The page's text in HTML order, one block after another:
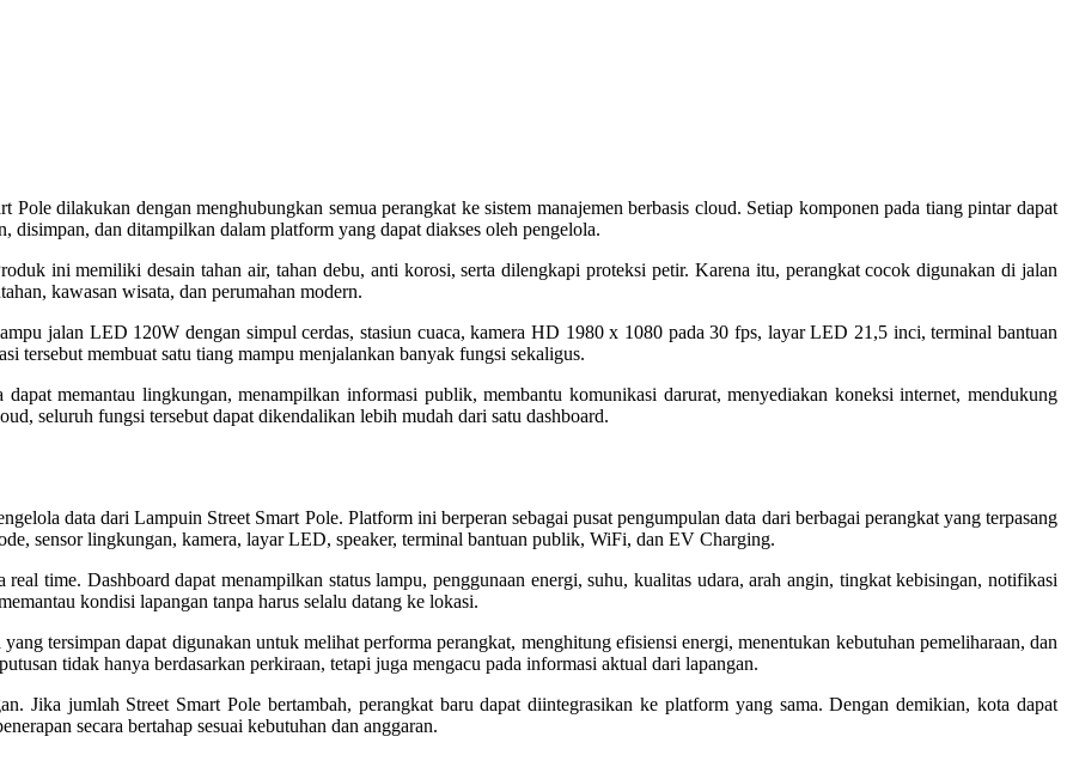
dilakukan dengan menghubungkan semua perangkat ke sistem manajemen berbasis cloud. Setiap komponen pada tiang pintar dapat
disimpan, dan ditampilkan dalam platform yang dapat diakses oleh pengelola.
ini memiliki desain tahan air, tahan debu, anti korosi, serta dilengkapi proteksi petir. Karena itu, perangkat cocok digunakan di jalan
kawasan wisata, dan perumahan modern.
jalan LED 120W dengan simpul cerdas, stasiun cuaca, kamera HD 1980 x 1080 pada 30 fps, layar LED 21,5 inci, terminal bantuan
membuat satu tiang mampu menjalankan banyak fungsi sekaligus.
memantau lingkungan, menampilkan informasi publik, membantu komunikasi darurat, menyediakan koneksi internet, mendukung
seluruh fungsi tersebut dapat dikendalikan lebih mudah dari satu dashboard.
data dari Lampuin Street Smart Pole. Platform ini berperan sebagai pusat pengumpulan data dari berbagai perangkat yang terpasang
sensor lingkungan, kamera, layar LED, speaker, terminal bantuan publik, WiFi, dan EV Charging.
time. Dashboard dapat menampilkan status lampu, penggunaan energi, suhu, kualitas udara, arah angin, tingkat kebisingan, notifikasi
kondisi lapangan tanpa harus selalu datang ke lokasi.
tersimpan dapat digunakan untuk melihat performa perangkat, menghitung efisiensi energi, menentukan kebutuhan pemeliharaan, dan
tidak hanya berdasarkan perkiraan, tetapi juga mengacu pada informasi aktual dari lapangan.
Jika jumlah Street Smart Pole bertambah, perangkat baru dapat diintegrasikan ke platform yang sama. Dengan demikian, kota dapat
secara bertahap sesuai kebutuhan dan anggaran.